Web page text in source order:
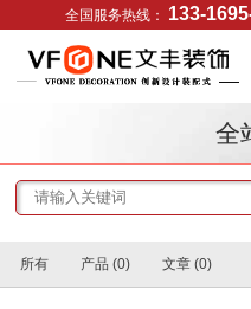
全国服务热线： 133-
全
所有 产品 (0) 文章 (0)